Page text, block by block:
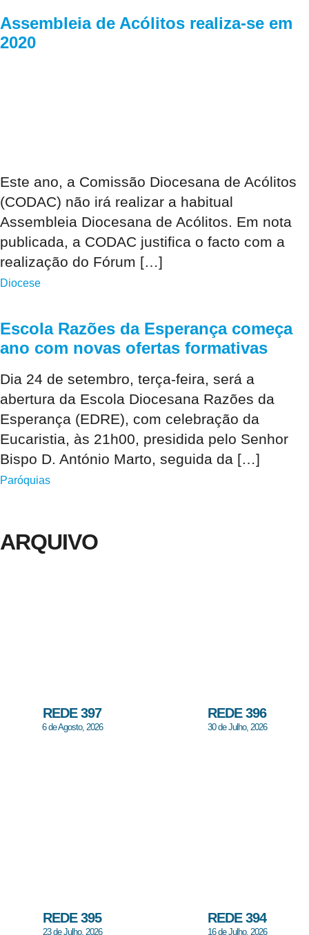
Assembleia de Acólitos realiza-se em
2020
Este ano, a Comissão Diocesana de Acólitos
(CODAC) não irá realizar a habitual
Assembleia Diocesana de Acólitos. Em nota
publicada, a CODAC justifica o facto com a
realização do Fórum […]
Diocese
Escola Razões da Esperança começa
ano com novas ofertas formativas
Dia 24 de setembro, terça-feira, será a
abertura da Escola Diocesana Razões da
Esperança (EDRE), com celebração da
Eucaristia, às 21h00, presidida pelo Senhor
Bispo D. António Marto, seguida da […]
Paróquias
ARQUIVO
REDE 397
6 de Agosto, 2026
REDE 396
30 de Julho, 2026
REDE 395
23 de Julho, 2026
REDE 394
16 de Julho, 2026